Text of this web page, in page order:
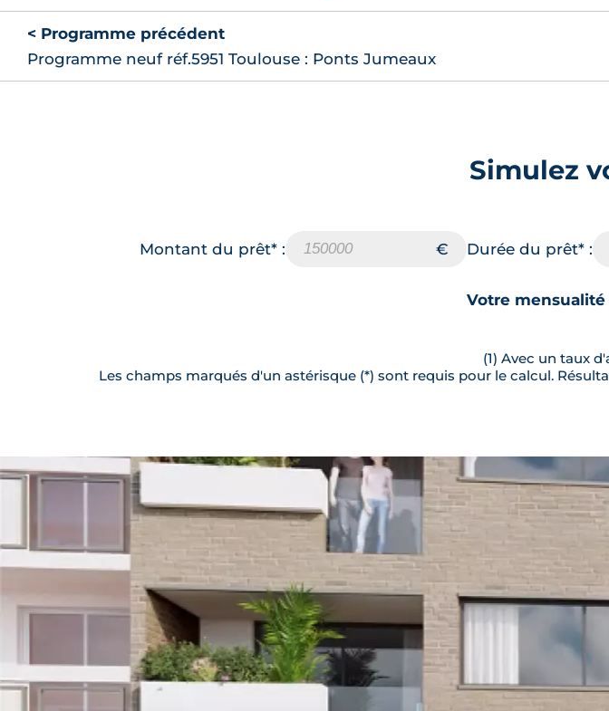
< Programme précédent
Programme neuf réf.5951 Toulouse : Ponts Jumeaux
Simulez
Montant du prêt* : Durée du prêt* :
Votre mensualité
(1) Avec un taux
Les champs marqués d'un astérisque (*) sont requis pour le calcul.